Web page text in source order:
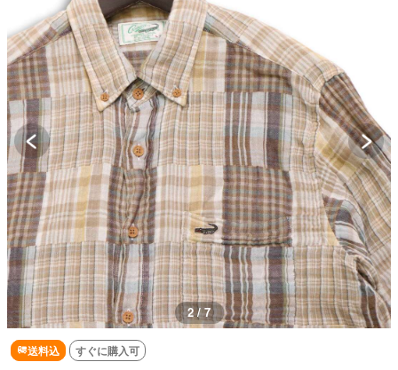
2 / 7
送料込 すぐに購入可